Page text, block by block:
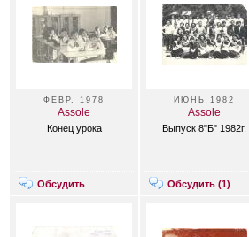
ФЕВР. 1978
Assole
Конец урока
Обсудить
ИЮНЬ 1982
Assole
Выпуск 8"Б" 1982г.
Обсудить (1)